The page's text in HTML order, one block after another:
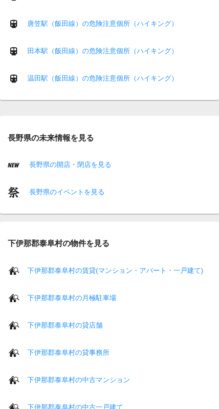
唐笠駅（飯田線）の危険注意個所（ハイキング）
田本駅（飯田線）の危険注意個所（ハイキング）
温田駅（飯田線）の危険注意個所（ハイキング）
長野県の未来情報を見る
長野県の開店・閉店を見る
長野県のイベントを見る
下伊那郡泰阜村の物件を見る
下伊那郡泰阜村の賃貸(マンション・アパート・一戸建て)
下伊那郡泰阜村の月極駐車場
下伊那郡泰阜村の貸店舗
下伊那郡泰阜村の貸事務所
下伊那郡泰阜村の中古マンション
下伊那郡泰阜村の中古一戸建て